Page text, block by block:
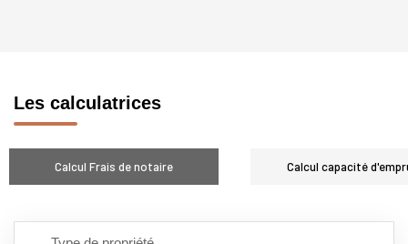
Les calculatrices
Calcul Frais de notaire Calcul capacité